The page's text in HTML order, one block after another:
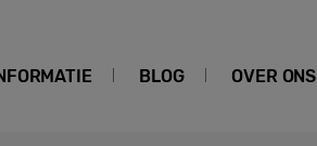
BLOG OVER ONS